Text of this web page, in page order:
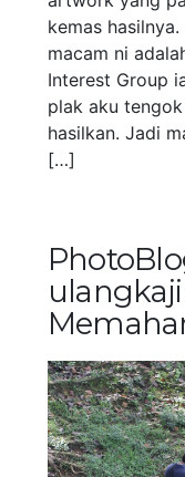
kemas
macam ni
Interest Group
plak aku
hasilkan. Jadi
[…]